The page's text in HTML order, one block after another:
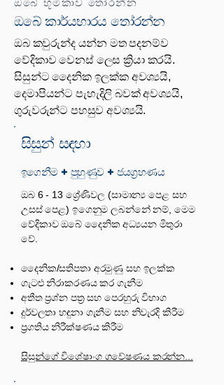
ඔබේ භූමිකාව තෝරන්න
ඔබේ කාර්යභාරය තෝරන්න
ඔබ කවුරුන්ද යන්න මත පදනම්ව
වේදිකාව වෙනස් ලෙස ක්‍රියා කරයි.
සිසුන්ට දෛනික ඉලක්ක අවශ්‍යයි,
දෙමාපියන්ට පැහැදිලි බවක් අවශ්‍යයි,
ගුරුවරුන්ට පහසුව අවශ්‍යයි.
සිසුන් සඳහා
ඉගෙනීම + පුහුණුව + ජයග්‍රහණය
ඔබ 6 - 13 ශ්‍රේණිවල (සාමාන්‍ය පෙළ සහ
උසස් පෙළ) ඉගෙනුම ලබන්නේ නම්, මෙම
වේදිකාව ඔබේ දෛනික අධ්‍යයන මිතුරා
වේ.
දෛනික/සතිපතා අරමුණු සහ ඉලක්ක
ගැටළු නිරාකරණය කර ගැනීම
අතීත ප්‍රශ්න පත්‍ර සහ පෙරහුරු විභාග
දුර්වලතා හඳුනා ගැනීම සහ නිවැරදි කිරීම
ප්‍රගතිය නිරීක්ෂණය කිරීම
සිසුන්ගේ විශේෂාංග ගවේෂණය කරන්න...